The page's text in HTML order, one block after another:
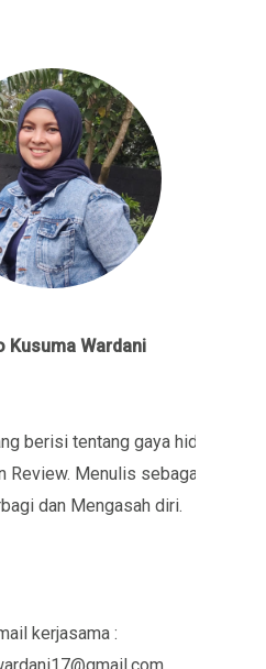
Kusuma Wardani
berisi tentang gaya hidup,
Review. Menulis sebagai
dan Mengasah diri.
kerjasama :